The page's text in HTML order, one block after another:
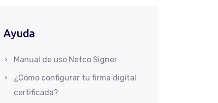
Ayuda
Manual de uso Netco Signer
¿Cómo configurar tu firma digital
certificada?